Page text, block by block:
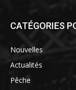
CATÉGORIES
Nouvelles
Actualités
Pêche